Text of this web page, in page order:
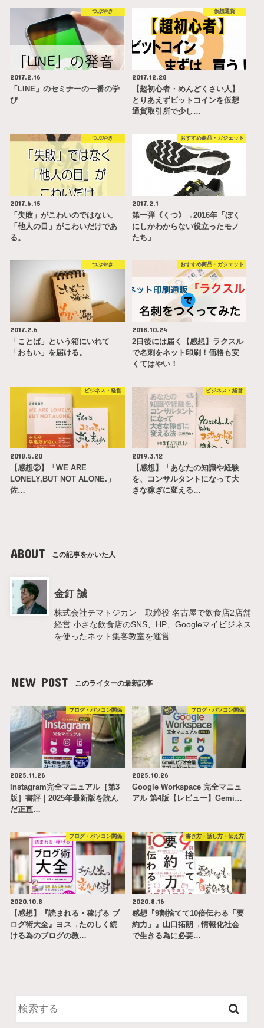
つぶやき
2017.2.16
「LINE」のセミナーの一番の学
び
仮想通貨
2017.12.28
【超初心者・めんどくさい人】
とりあえずビットコインを仮想
通貨取引所で少し…
つぶやき
2017.6.15
「失敗」がこわいのではない。
「他人の目」がこわいだけであ
る。
おすすめ商品・ガジェット
2017.2.1
第一弾《くつ》→2016年「ぼく
にしかわからない役立ったモノ
たち」
つぶやき
2017.2.6
「ことば」という箱にいれて
「おもい」を届ける。
おすすめ商品・ガジェット
2018.10.24
2日後には届く【感想】ラクスル
で名刺をネット印刷！価格も安
くてはやい！
ビジネス・経営
2018.5.20
【感想②】「WE ARE
LONELY,BUT NOT ALONE.」
佐…
ビジネス・経営
2019.3.12
【感想】「あなたの知識や経験
を、コンサルタントになって大
きな稼ぎに変える…
ABOUT この記事をかいた人
金釘 誠
株式会社テマトジカン 取締役 名古屋で飲食店2店舗
経営 小さな飲食店のSNS、HP、Googleマイビジネス
を使ったネット集客教室を運営
NEW POST このライターの最新記事
ブログ・パソコン関係
2025.11.26
Instagram完全マニュアル［第3
版］書評｜2025年最新版を読ん
だ正直…
ブログ・パソコン関係
2025.10.26
Google Workspace 完全マニュ
アル 第4版【レビュー】Gemi…
ブログ・パソコン関係
2020.10.8
【感想】『読まれる・稼げる ブ
ログ術大全』ヨス→たのしく続
ける為のブログの教…
書き方・話し方・伝え方
2020.8.16
感想『9割捨てて10倍伝わる「要
約力」』山口拓朗→情報化社会
で生きる為に必要…